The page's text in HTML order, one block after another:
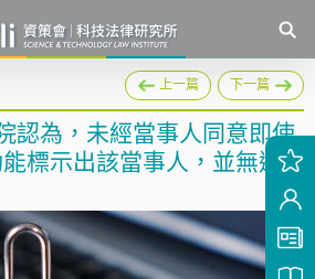
上一篇 下一篇
認為，未經當事人同意即使
標示出該當事人，並無違